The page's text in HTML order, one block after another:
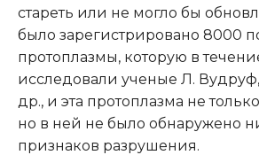
стареть или не могло бы
было зарегистрировано 8000
протоплазмы, которую в
исследовали ученые Л.
др., и эта протоплазма не
но в ней не было обнаружено
признаков разрушения.